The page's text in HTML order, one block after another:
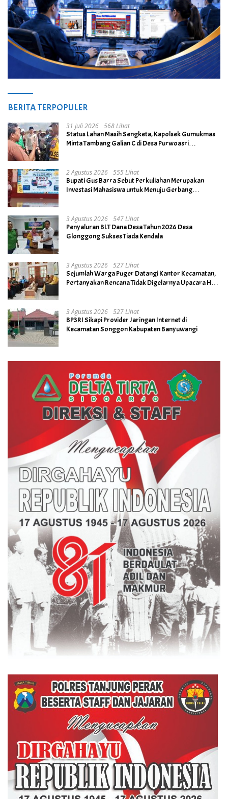
BERITA TERPOPULER
31 Juli 2026 568 Lihat
Status Lahan Masih Sengketa, Kapolsek Gumukmas
Minta Tambang Galian C di Desa Purwoasri
2 Agustus 2026 555 Lihat
Bupati Gus Barra Sebut Perkuliahan Merupakan
Investasi Mahasiswa untuk Menuju Gerbang
3 Agustus 2026 547 Lihat
Penyaluran BLT Dana Desa Tahun 2026 Desa
Glonggong Sukses Tiada Kendala
3 Agustus 2026 527 Lihat
Sejumlah Warga Puger Datangi Kantor Kecamatan,
Pertanyakan Rencana Tidak Digelarnya Upacara HUT
3 Agustus 2026 527 Lihat
BP3RI Sikapi Provider Jaringan Internet di
Kecamatan Songgon Kabupaten Banyuwangi